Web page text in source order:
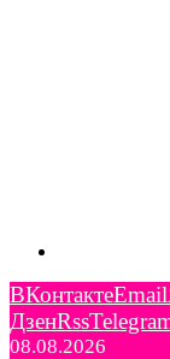
ВКонтактеEmail
ДзенRss
08.08.2026